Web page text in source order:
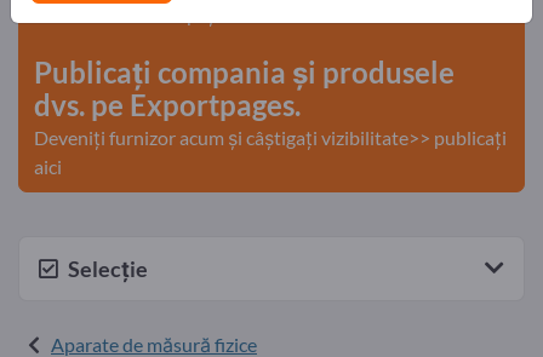
Publicați compania și produsele
dvs. pe Exportpages.
Deveniți furnizor acum și câștigați vizibilitate>> publicați
aici
Selecție
Aparate de măsură fizice